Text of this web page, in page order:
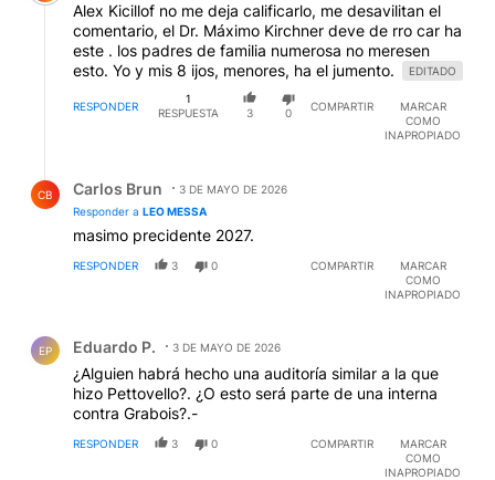
Alex Kicillof no me deja calificarlo, me desavilitan el
comentario, el Dr. Máximo Kirchner deve de rro car ha
este . los padres de familia numerosa no meresen
esto. Yo y mis 8 ijos, menores, ha el jumento.
EDITADO
RESPONDER
1
RESPUESTA
3 0
COMPARTIR
MARCAR
COMO
INAPROPIADO
CB Carlos Brun
3 DE MAYO DE 2026
Responder a LEO MESSA
masimo precidente 2027.
RESPONDER 3 0 COMPARTIR
MARCAR
COMO
INAPROPIADO
EP Eduardo P. 3 DE MAYO DE 2026
¿Alguien habrá hecho una auditoría similar a la que
hizo Pettovello?. ¿O esto será parte de una interna
contra Grabois?.-
RESPONDER 3 0 COMPARTIR
MARCAR
COMO
INAPROPIADO